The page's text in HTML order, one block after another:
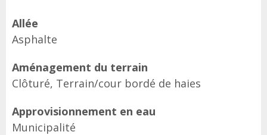
Allée
Asphalte
Aménagement du terrain
Clôturé, Terrain/cour bordé de haies
Approvisionnement en eau
Municipalité